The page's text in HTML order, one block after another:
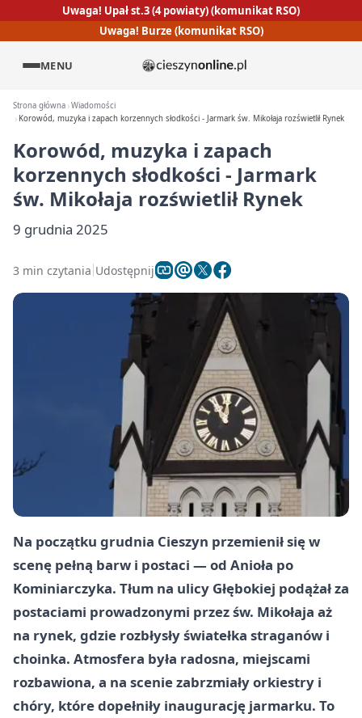
Uwaga! Upał st.3 (4 powiaty) (komunikat RSO)
Uwaga! Burze (komunikat RSO)
MENU
Strona główna Wiadomości
Korowód, muzyka i zapach korzennych słodkości - Jarmark św. Mikołaja rozświetlił Rynek
Korowód, muzyka i zapach
korzennych słodkości - Jarmark
św. Mikołaja rozświetlił Rynek
9 grudnia 2025
3 min czytania Udostępnij
Na początku grudnia Cieszyn przemienił się w
scenę pełną barw i postaci — od Anioła po
Kominiarczyka. Tłum na ulicy Głębokiej podążał za
postaciami prowadzonymi przez św. Mikołaja aż
na rynek, gdzie rozbłysły światełka straganów i
choinka. Atmosfera była radosna, miejscami
rozbawiona, a na scenie zabrzmiały orkiestry i
chóry, które dopełniły inaugurację jarmarku. To